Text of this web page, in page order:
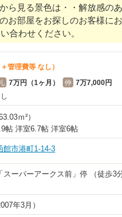
ら見る景色は・・解放感の
お部屋をお探しのお客様に
合わせください。
＋管理費等 なし）
7万円（1ヶ月） 仲 7万7,000円
63.03ｍ²）
帖 洋室6.7帖 洋室6帖
館市港町1-14-3
スーパーアークス前」停 （徒歩3
年3月）